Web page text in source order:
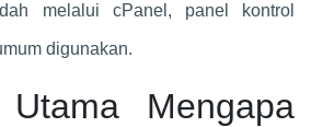
melalui cPanel, panel kontrol
digunakan.
Mengapa